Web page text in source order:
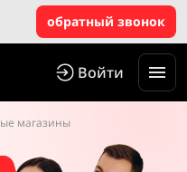
обратный звонок
Войти
магазины